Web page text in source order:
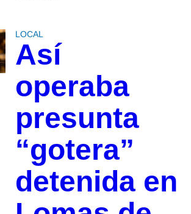
LOCAL
Así
operaba
presunta
“gotera”
detenida en